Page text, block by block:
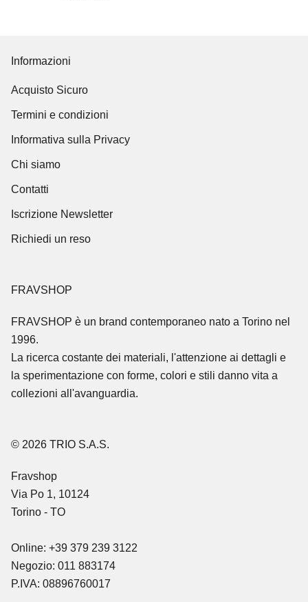
Informazioni
Acquisto Sicuro
Termini e condizioni
Informativa sulla Privacy
Chi siamo
Contatti
Iscrizione Newsletter
Richiedi un reso
FRAVSHOP
FRAVSHOP è un brand contemporaneo nato a Torino nel
1996.
La ricerca costante dei materiali, l'attenzione ai dettagli e
la sperimentazione con forme, colori e stili danno vita a
collezioni all'avanguardia.
© 2026 TRIO S.A.S.
Fravshop
Via Po 1, 10124
Torino - TO
Online: +39 379 239 3122
Negozio: 011 883174
P.IVA: 08896760017